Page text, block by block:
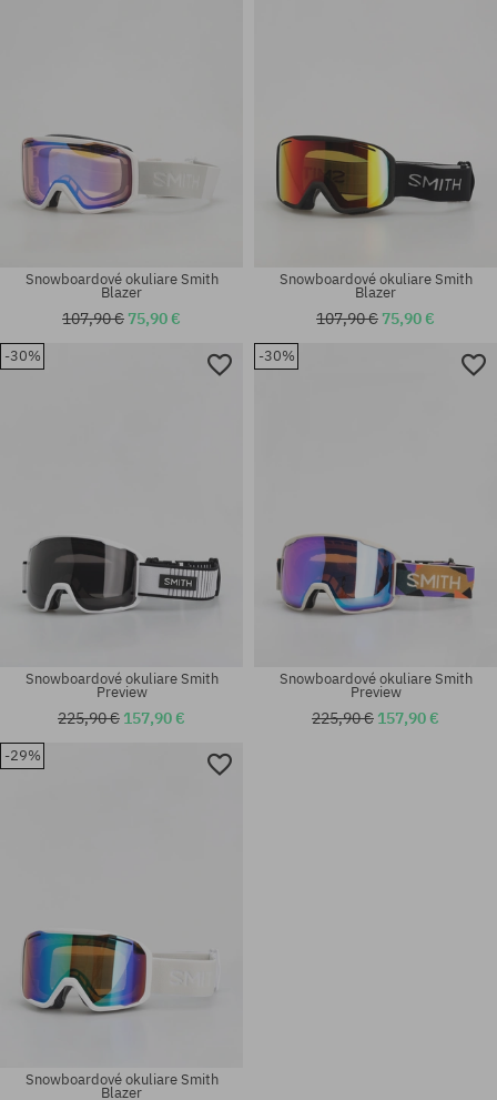
Snowboardové okuliare Smith
Blazer
107,90 € 75,90 €
Snowboardové okuliare Smith
Blazer
107,90 € 75,90 €
-30%
Snowboardové okuliare Smith
Preview
225,90 € 157,90 €
-30%
Snowboardové okuliare Smith
Preview
225,90 € 157,90 €
-29%
Snowboardové okuliare Smith
Blazer